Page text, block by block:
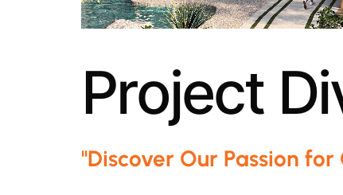
Project Di
"Discover Our Passion